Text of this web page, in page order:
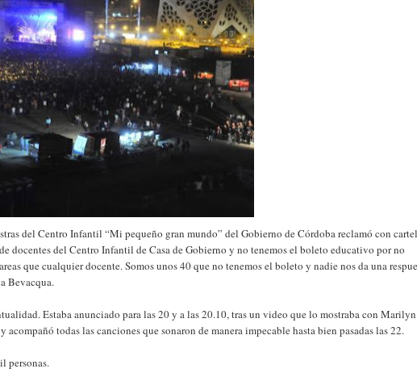
del Centro Infantil “Mi pequeño gran mundo” del Gobierno de Córdoba reclamó con
docentes del Centro Infantil de Casa de Gobierno y no tenemos el boleto educativo por no
que cualquier docente. Somos unos 40 que no tenemos el boleto y nadie nos da una
Bevacqua.
Estaba anunciado para las 20 y a las 20.10, tras un video que lo mostraba con Marilyn
todas las canciones que sonaron de manera impecable hasta bien pasadas las 22.
personas.